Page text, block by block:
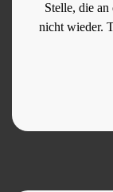
Stelle, die
nicht wieder.